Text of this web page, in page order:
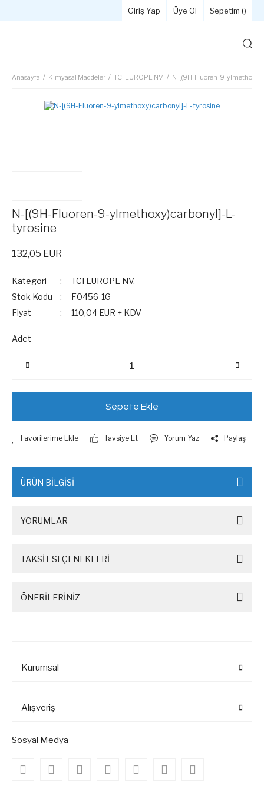
Giriş Yap Üye Ol Sepetim ()
Anasayfa Kimyasal Maddeler TCI EUROPE NV. N-[(9H-Fluoren-9-
N-[(9H-Fluoren-9-ylmethoxy)carbonyl]-L-
tyrosine
132,05 EUR
Kategori
TCI EUROPE NV.
Stok Kodu
F0456-1G
Fiyat
110,04 EUR + KDV
Adet
Sepete Ekle
Tavsiye Et Yorum Yaz Paylaş
ÜRÜN BİLGİSİ
YORUMLAR
TAKSİT SEÇENEKLERİ
ÖNERİLERİNİZ
Kurumsal
Alışveriş
Sosyal Medya